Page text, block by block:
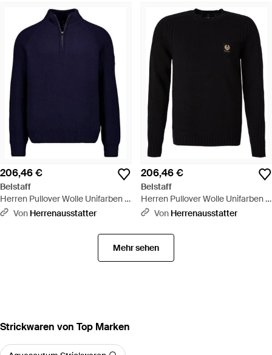
206,46 €
Belstaff
Herren Pullover Wolle Unifarben -
BlauVon Herrenausstatter
206,46 €
Belstaff
Herren Pullover Wolle Unifarben -
Schwarz
Von Herrenausstatter
Mehr sehen
Strickwaren von Top Marken